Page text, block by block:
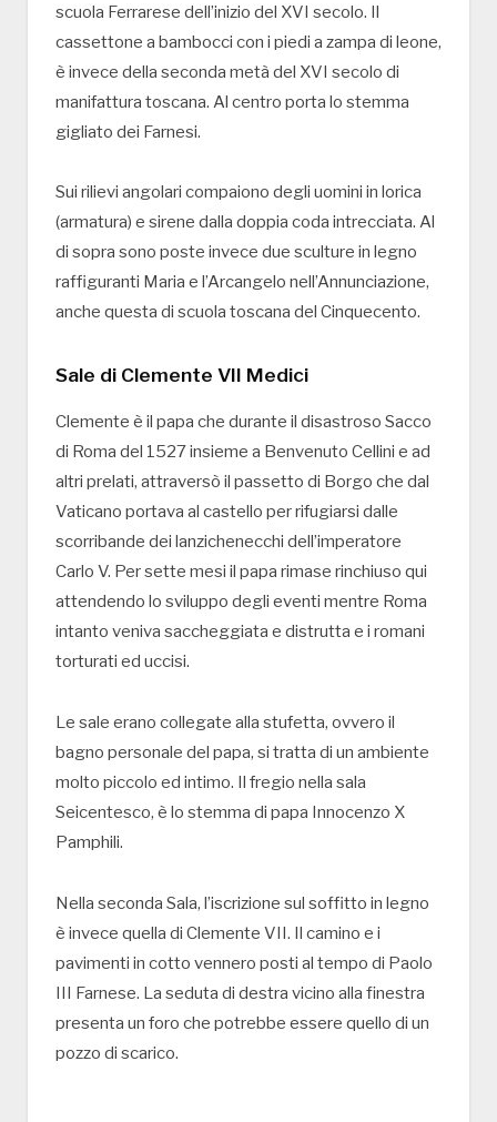
scuola Ferrarese dell’inizio del XVI secolo. Il
cassettone a bambocci con i piedi a zampa di leone,
è invece della seconda metà del XVI secolo di
manifattura toscana. Al centro porta lo stemma
gigliato dei Farnesi.
Sui rilievi angolari compaiono degli uomini in lorica
(armatura) e sirene dalla doppia coda intrecciata. Al
di sopra sono poste invece due sculture in legno
raffiguranti Maria e l’Arcangelo nell’Annunciazione,
anche questa di scuola toscana del Cinquecento.
Sale di Clemente VII Medici
Clemente è il papa che durante il disastroso Sacco
di Roma del 1527 insieme a Benvenuto Cellini e ad
altri prelati, attraversò il passetto di Borgo che dal
Vaticano portava al castello per rifugiarsi dalle
scorribande dei lanzichenecchi dell’imperatore
Carlo V. Per sette mesi il papa rimase rinchiuso qui
attendendo lo sviluppo degli eventi mentre Roma
intanto veniva saccheggiata e distrutta e i romani
torturati ed uccisi.
Le sale erano collegate alla stufetta, ovvero il
bagno personale del papa, si tratta di un ambiente
molto piccolo ed intimo. Il fregio nella sala
Seicentesco, è lo stemma di papa Innocenzo X
Pamphili.
Nella seconda Sala, l’iscrizione sul soffitto in legno
è invece quella di Clemente VII. Il camino e i
pavimenti in cotto vennero posti al tempo di Paolo
III Farnese. La seduta di destra vicino alla finestra
presenta un foro che potrebbe essere quello di un
pozzo di scarico.